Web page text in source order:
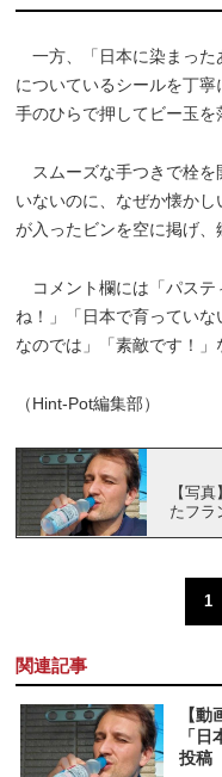
一方、「日本に染まった
についているシールを丁寧
手のひらで押してビー玉を
スムーズな手つきで栓を
いないのに、なぜか懐か
が入ったビンを空に掲げ、
コメント欄には「パステ
ね！」「日本で育ってい
なのでは」「素敵です！」
（Hint-Pot編集部）
【写
たフ
1
関連記事
【
「
投稿